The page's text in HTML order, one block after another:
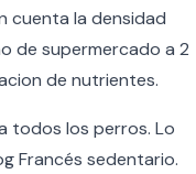
cuenta la densidad
de supermercado a 2
de nutrientes.
todos los perros. Lo
Francés sedentario.